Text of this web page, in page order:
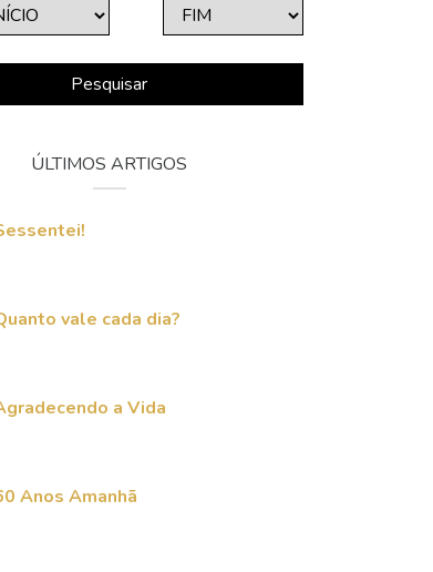
Pesquisar
ÚLTIMOS ARTIGOS
vale cada dia?
a Vida
Anos Amanhã